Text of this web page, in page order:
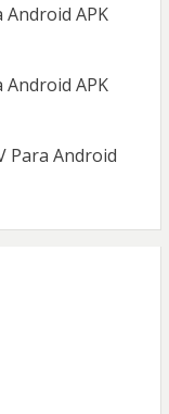
Android APK
Android APK
Para Android